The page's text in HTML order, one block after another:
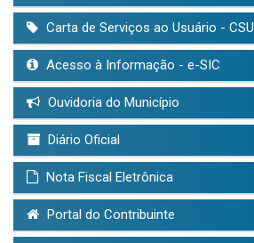
Carta de Serviços ao Usuário - CSU
Acesso à Informação - e-SIC
Ouvidoria do Município
Diário Oficial
Nota Fiscal Eletrônica
Portal do Contribuinte